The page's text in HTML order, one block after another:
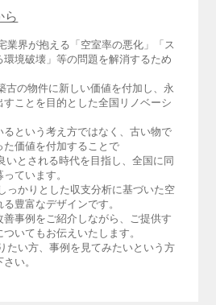
ら
業界が抱える「空室率の悪化」「ス
境破壊」等の問題を解消するため
古の物件に新しい価値を付加し、永
すことを目的とした全国リノベーシ
るという考え方ではなく、古い物で
た価値を付加することで
いとされる時代を目指し、全国に同
ています。
っかりとした収支分析に基づいた空
豊富なデザインです。
善事例をご紹介しながら、ご提供す
いてもお伝えいたします。
たい方、事例を見てみたいという方
い。